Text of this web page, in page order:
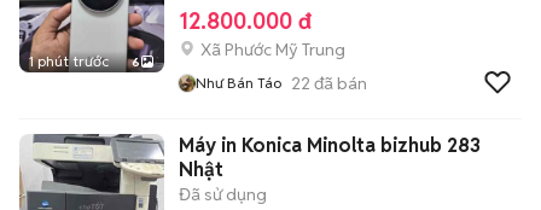
1 phút trước 6
12.800.000 đ
Xã Phước Mỹ Trung
Như Bán Táo 22 đã bán
Máy in Konica Minolta bizhub 283
Nhật
Đã sử dụng